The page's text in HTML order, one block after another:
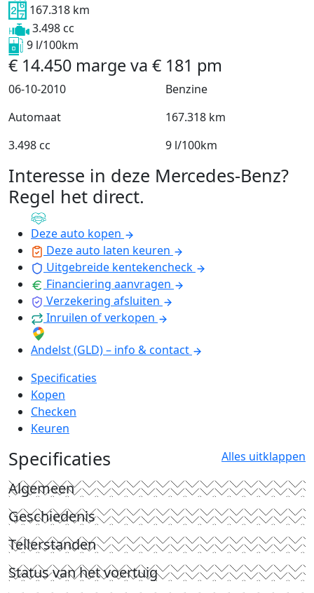
167.318 km
3.498 cc
9 l/100km
€ 14.450 marge va € 181 pm
06-10-2010
Benzine
Automaat
167.318 km
3.498 cc
9 l/100km
Interesse in deze Mercedes-Benz?
Regel het direct.
Deze auto kopen
Deze auto laten keuren
Uitgebreide kentekencheck
Financiering aanvragen
Verzekering afsluiten
Inruilen of verkopen
Andelst (GLD) – info & contact
Specificaties
Kopen
Checken
Keuren
Specificaties Alles uitklappen
Algemeen
Geschiedenis
Tellerstanden
Status van het voertuig